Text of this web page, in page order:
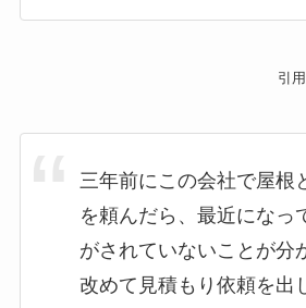
引
三年前にこの会社で屋根
を頼んだら、最近になっ
がされていないことが分
改めて見積もり依頼を出